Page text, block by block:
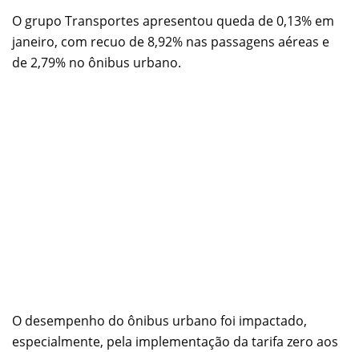
O grupo Transportes apresentou queda de 0,13% em
janeiro, com recuo de 8,92% nas passagens aéreas e
de 2,79% no ônibus urbano.
O desempenho do ônibus urbano foi impactado,
especialmente, pela implementação da tarifa zero aos